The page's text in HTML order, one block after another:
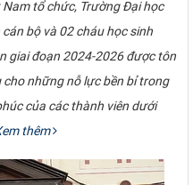
tổ chức, Trường Đại học
bộ và 02 cháu học sinh
giai đoạn 2024-2026 được tôn
những nỗ lực bền bỉ trong
của các thành viên dưới
thêm